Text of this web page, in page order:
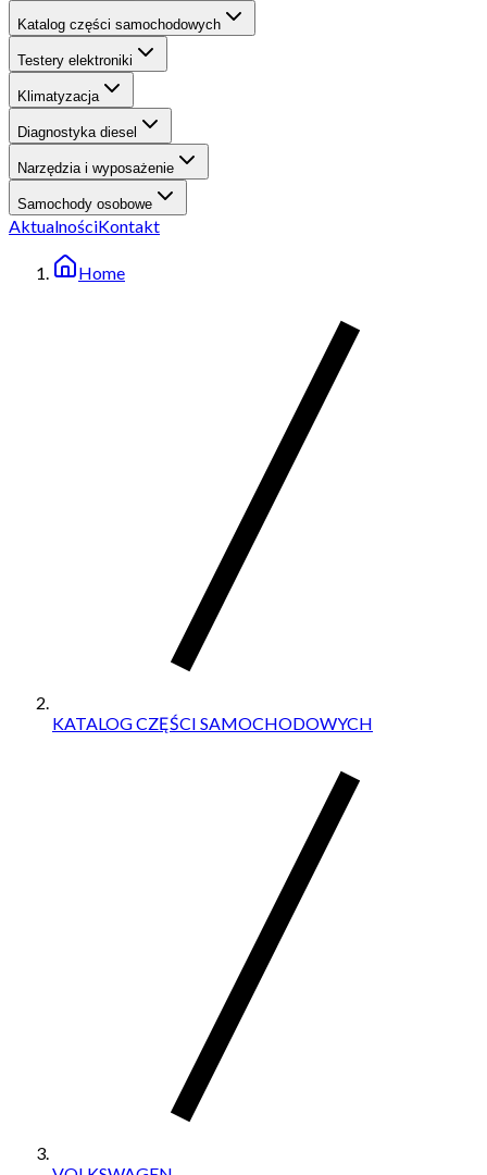
Katalog części samochodowych
Testery elektroniki
Klimatyzacja
Diagnostyka diesel
Narzędzia i wyposażenie
Samochody osobowe
AktualnościKontakt
Home
KATALOG CZĘŚCI SAMOCHODOWYCH